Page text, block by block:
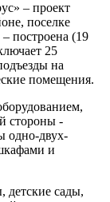
– проект
поселке
построена (19
25
на
помещения.
стороны -
одно-двух-
и
детские сады,